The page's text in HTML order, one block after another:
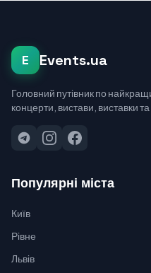
E Events.ua
Головний путівник по
концерти, вистави, виставки та
Популярні міста
Київ
Рівне
Львів